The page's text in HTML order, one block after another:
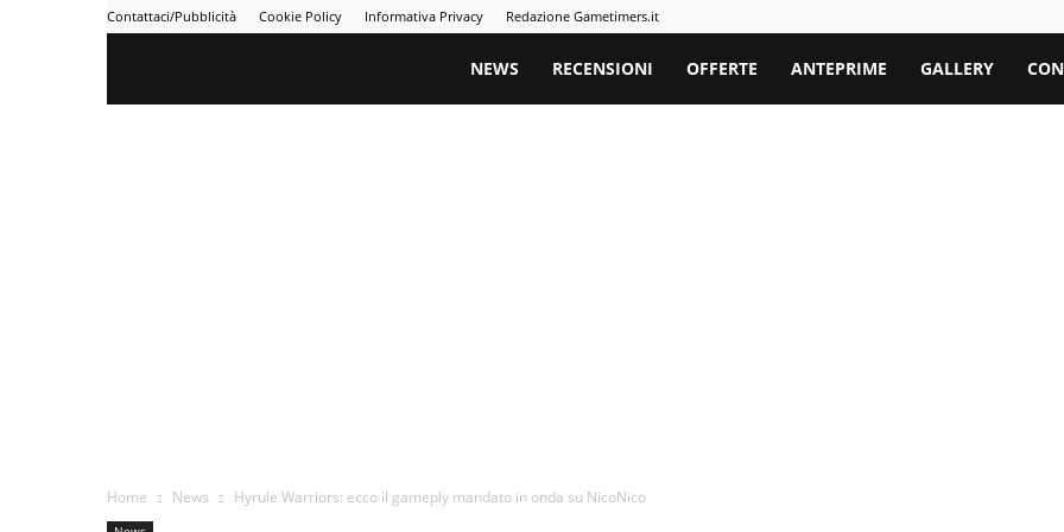
Contattaci/Pubblicità Cookie Policy Informativa Privacy Redazione Gametimers.it
Gametimers
NEWS RECENSIONI OFFERTE ANTEPRIME GALLERY
Home News Hyrule Warriors: ecco il gameply mandato in onda su NicoNico